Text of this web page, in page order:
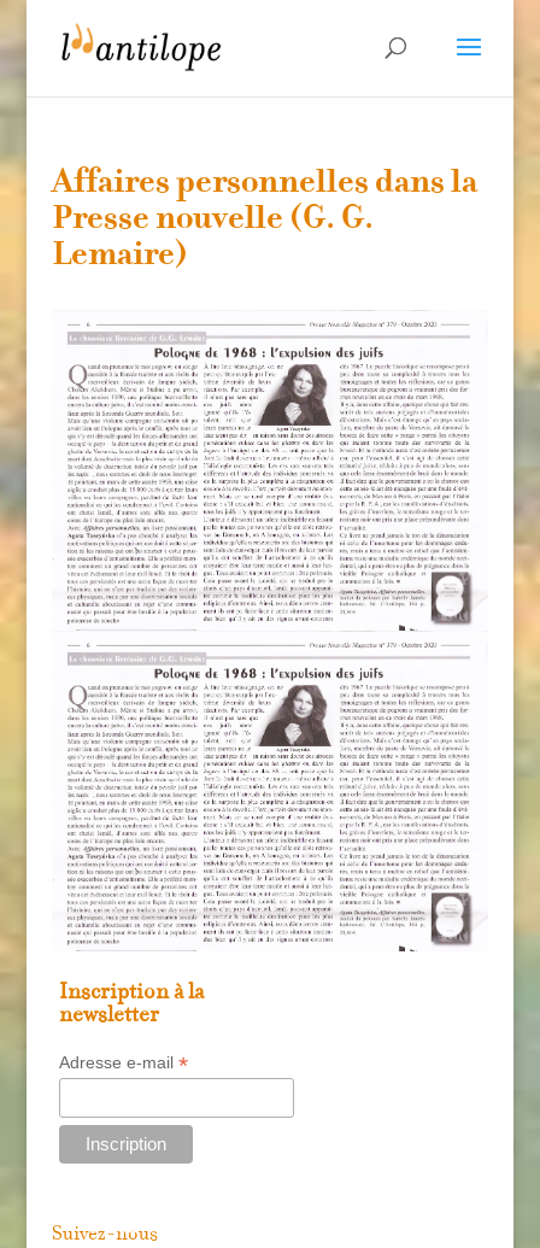
Affaires personnelles dans la
Presse nouvelle (G. G.
Lemaire)
Inscription à la
newsletter
Adresse e-mail *
Suivez-nous